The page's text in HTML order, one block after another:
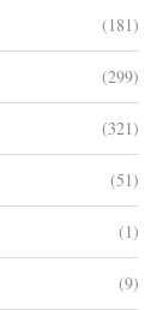
(181)
(299)
(321)
(51)
(1)
(9)